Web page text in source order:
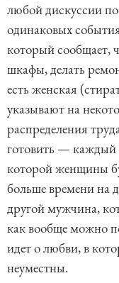
любой дискуссии
одинаковых
который сообщает,
шкафы, делать
есть женская
указывают на
распределения
готовить — каждый
которой женщины
больше времени на
другой мужчина,
как вообще можно
идет о любви, в
неуместны.